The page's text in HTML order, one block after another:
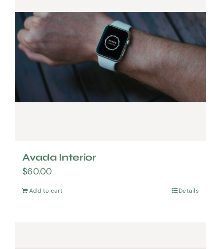
Avada Interior
$60.00
Add to cart Details